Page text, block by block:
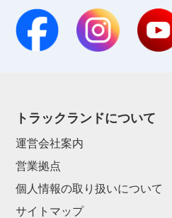
トラックランドについて
運営会社案内
営業拠点
個人情報の取り扱いについて
サイトマップ